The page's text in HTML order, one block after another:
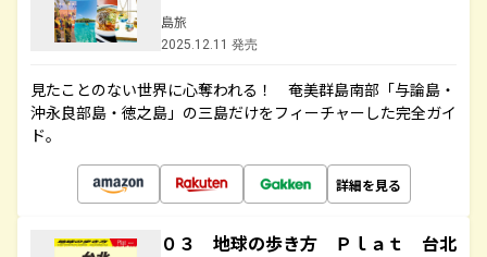
島旅
2025.12.11 発売
見たことのない世界に心奪われる！ 奄美群島南部「与論島・
沖永良部島・徳之島」の三島だけをフィーチャーした完全ガイ
ド。
詳細を見る
０３ 地球の歩き方 Ｐｌａｔ 台北